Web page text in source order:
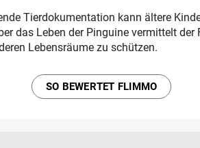
Tierdokumentation kann ältere
das Leben der Pinguine vermittelt
Lebensräume zu schützen.
SO BEWERTET FLIMMO